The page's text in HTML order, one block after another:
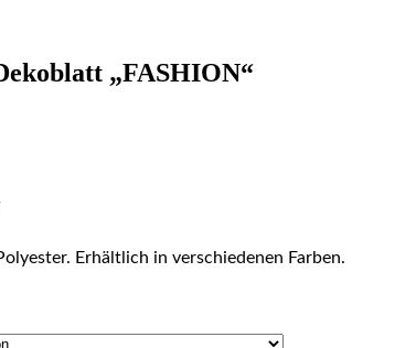
„FASHION“
Erhältlich in verschiedenen Farben.